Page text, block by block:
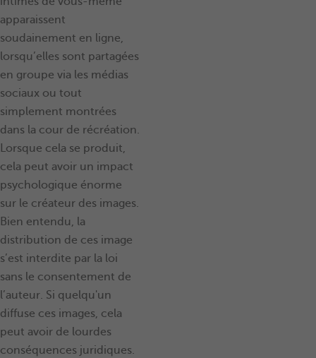
apparaissent
soudainement en ligne,
lorsqu’elles sont partagées
en groupe via les médias
sociaux ou tout
simplement montrées
dans la cour de récréation.
Lorsque cela se produit,
cela peut avoir un impact
psychologique énorme
sur le créateur des images.
Bien entendu, la
distribution de ces image
s’est interdite par la loi
sans le consentement de
l’auteur. Si quelqu'un
diffuse ces images, cela
peut avoir de lourdes
conséquences juridiques.